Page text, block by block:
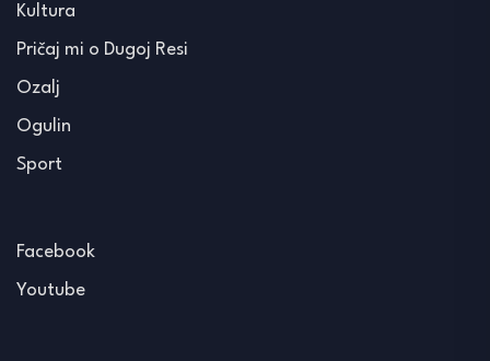
Kultura
Pričaj mi o Dugoj Resi
Ozalj
Ogulin
Sport
Facebook
Youtube